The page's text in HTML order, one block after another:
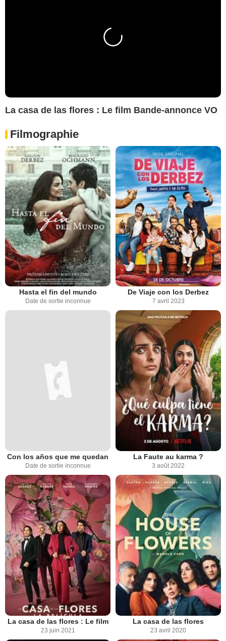
La casa de las flores : Le film Bande-annonce VO
Filmographie
Hasta el fin del mundo
Date de sortie inconnue
De Viaje con los Derbez
7 avril 2023
Con los años que me quedan
Date de sortie inconnue
La Faute au karma ?
3 août 2022
La casa de las flores : Le film
23 juin 2021
La casa de las flores
23 avril 2020